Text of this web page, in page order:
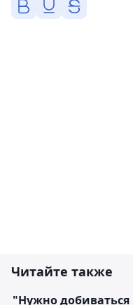
Читайте также
"Нужно добиваться